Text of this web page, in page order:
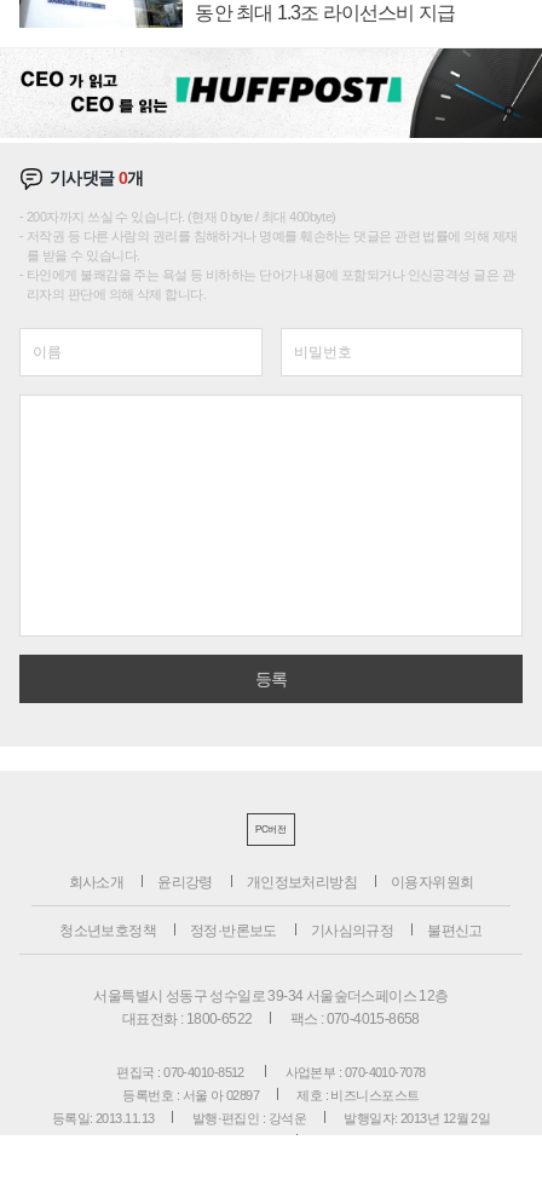
동안 최대 1.3조 라이선스비 지급
기사댓글0개
200자까지 쓰실 수 있습니다. (현재 0 byte / 최대 400byte)
저작권 등 다른 사람의 권리를 침해하거나 명예를 훼손하는 댓글은 관련 법률에 의해 제재
를 받을 수 있습니다.
타인에게 불쾌감을 주는 욕설 등 비하하는 단어가 내용에 포함되거나 인신공격성 글은 관
리자의 판단에 의해 삭제 합니다.
PC버전
회사소개 윤리강령 개인정보처리방침 이용자위원회
청소년보호정책 정정·반론보도 기사심의규정 불편신고
서울특별시 성동구 성수일로 39-34 서울숲더스페이스 12층
대표전화 : 1800-6522
팩스 : 070-4015-8658
편집국 : 070-4010-8512
사업본부 : 070-4010-7078
등록번호 : 서울 아 02897
제호 : 비즈니스포스트
등록일: 2013.11.13
발행·편집인 : 강석운
발행일자: 2013년 12월 2일